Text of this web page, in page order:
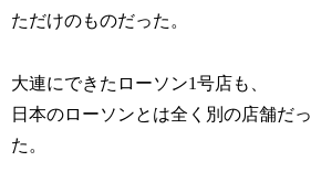
ただけのものだった。
大連にできたローソン1号店も、
日本のローソンとは全く別の店舗だっ
た。